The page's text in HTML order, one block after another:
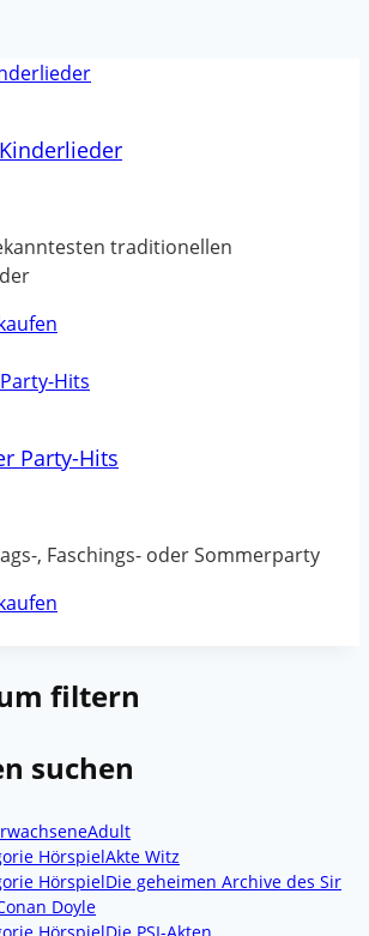
traditionellen
Party-Hits
, Faschings- oder Sommerparty
filtern
suchen
Adult
Akte Witz
Die geheimen Archive des Sir
Doyle
Die PSI-Akten